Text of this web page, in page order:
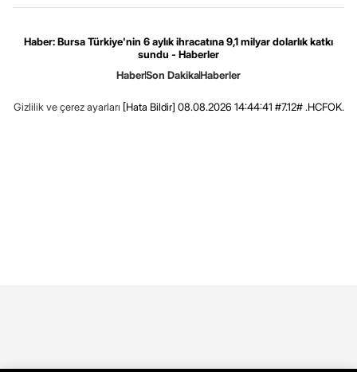
Haber: Bursa Türkiye'nin 6 aylık ihracatına 9,1 milyar dolarlık katkı
sundu - Haberler
HaberSon DakikaHaberler
Gizlilik ve çerez ayarları [Hata Bildir] 08.08.2026 14:44:41 #7.12# .HCFOK.